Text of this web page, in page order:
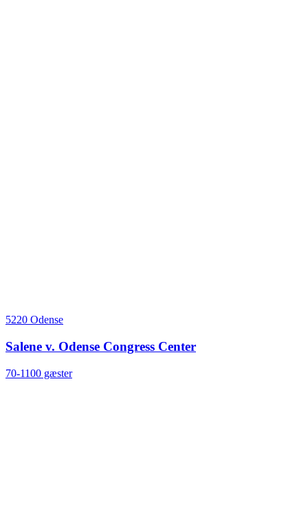
5220 Odense
Salene v. Odense Congress Center
70-1100 gæster